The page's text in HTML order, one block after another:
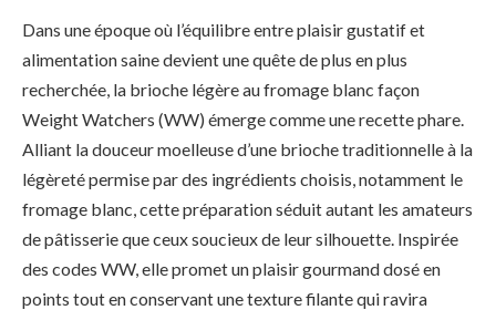
Dans une époque où l’équilibre entre plaisir gustatif et
alimentation saine devient une quête de plus en plus
recherchée, la brioche légère au fromage blanc façon
Weight Watchers (WW) émerge comme une recette phare.
Alliant la douceur moelleuse d’une brioche traditionnelle à la
légèreté permise par des ingrédients choisis, notamment le
fromage blanc, cette préparation séduit autant les amateurs
de pâtisserie que ceux soucieux de leur silhouette. Inspirée
des codes WW, elle promet un plaisir gourmand dosé en
points tout en conservant une texture filante qui ravira